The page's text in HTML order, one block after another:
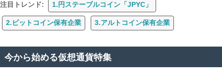
注目トレンド: 1.円ステーブルコイン「JPYC」
2.ビットコイン保有企業 3.アルトコイン保有企業
今から始める仮想通貨特集